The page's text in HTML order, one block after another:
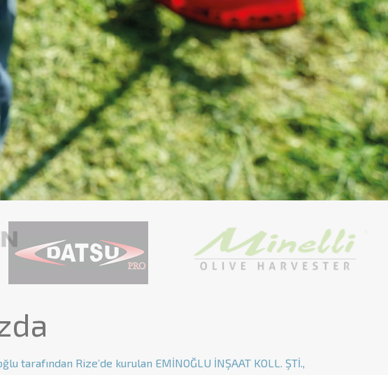
tarafından Rize’de kurulan EMİNOĞLU İNŞAAT KOLL. ŞTİ.,